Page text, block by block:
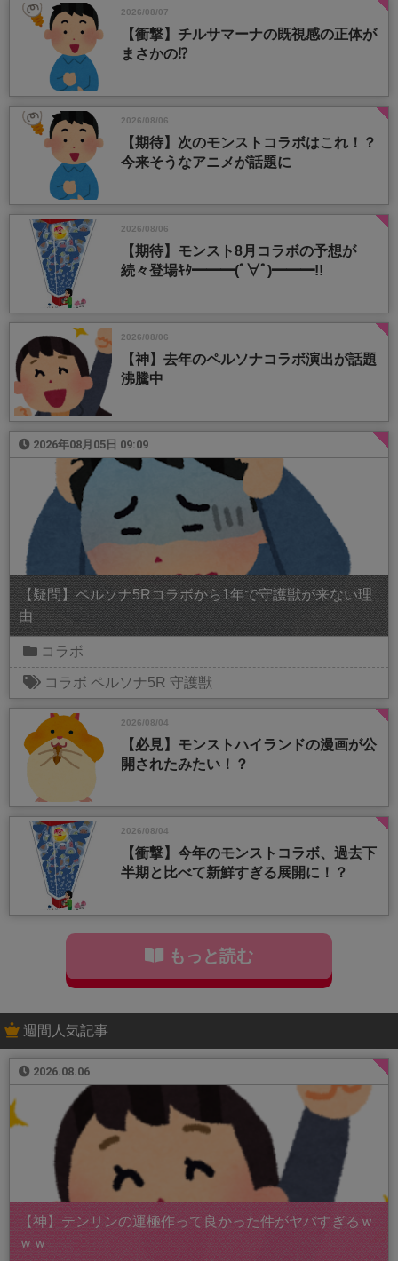
2026/08/07
【衝撃】チルサマーナの既視感の正体が
まさかの⁉️
2026/08/06
【期待】次のモンストコラボはこれ！？
今来そうなアニメが話題に
2026/08/06
【期待】モンスト8月コラボの予想が
続々登場ｷﾀ━━━(ﾟ∀ﾟ)━━━!!
2026/08/06
【神】去年のペルソナコラボ演出が話題
沸騰中
2026年08月05日 09:09
【疑問】ペルソナ5Rコラボから1年で守護獣が来ない理
由
コラボ
コラボ ペルソナ5R 守護獣
2026/08/04
【必見】モンストハイランドの漫画が公
開されたみたい！？
2026/08/04
【衝撃】今年のモンストコラボ、過去下
半期と比べて新鮮すぎる展開に！？
もっと読む
週間人気記事
2026.08.06
【神】テンリンの運極作って良かった件がヤバすぎるｗ
ｗｗ